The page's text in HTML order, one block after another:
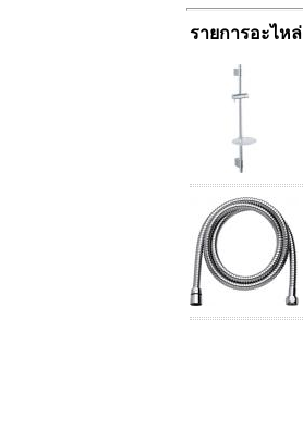
รายการอะไหล่